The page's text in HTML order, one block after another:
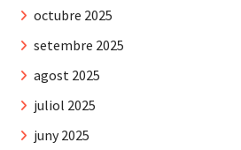
octubre 2025
setembre 2025
agost 2025
juliol 2025
juny 2025